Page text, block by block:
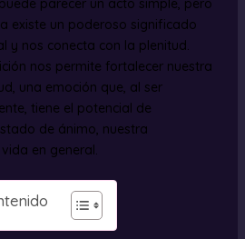
parecer un acto simple, pero
existe un poderoso significado
y nos conecta con la plenitud.
nos permite fortalecer nuestra
una emoción que, al ser
tiene el potencial de
de ánimo, nuestra
en general.